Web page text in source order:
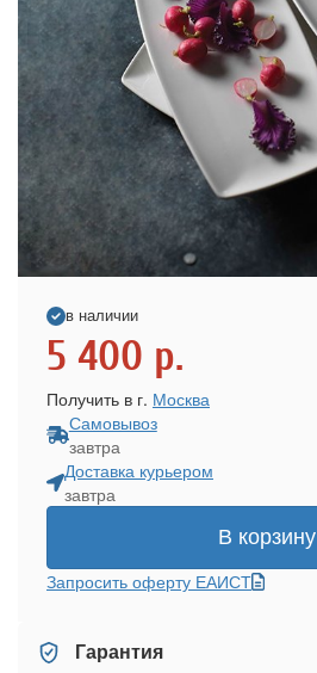
в наличии
5 400 р.
Получить в г. Москва
Самовывоз
завтра
Доставка курьером
завтра
В корзину
Запросить оферту ЕАИСТ
Гарантия